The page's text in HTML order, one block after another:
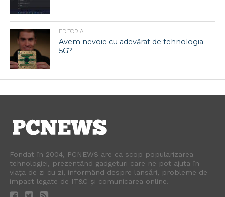
EDITORIAL
Avem nevoie cu adevărat de tehnologia
5G?
Fondat în 2004, PCNEWS are ca scop popularizarea
tehnologiei, prezentând gadgeturi care ne pot ajuta în
viața de zi cu zi, informând despre lansări, probleme de
impact legate de IT&C și comunicarea online.